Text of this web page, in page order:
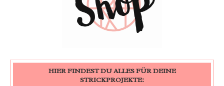
HIER FINDEST DU ALLES FÜR DEINE
STRICKPROJEKTE: